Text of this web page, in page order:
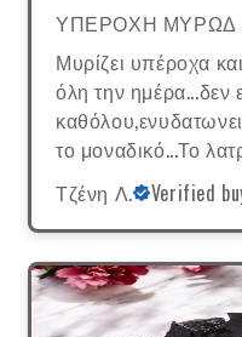
ΥΠΕΡΟΧΗ ΜΥΡΩΔ
Μυρίζει υπέροχα
όλη την ημέρα...δεν
το μοναδικό...Το
Τζένη Λ.
Verified